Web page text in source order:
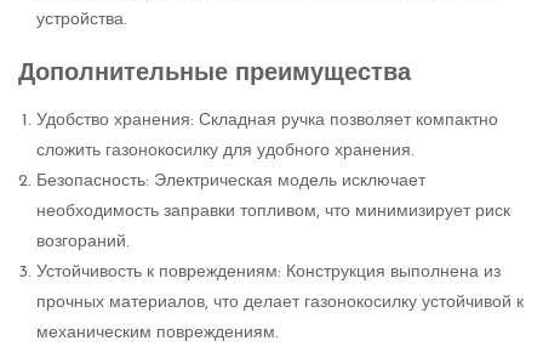
устройства.
Дополнительные преимущества
Удобство хранения: Складная ручка позволяет компактно
сложить газонокосилку для удобного хранения.
Безопасность: Электрическая модель исключает
необходимость заправки топливом, что минимизирует риск
возгораний.
Устойчивость к повреждениям: Конструкция выполнена из
прочных материалов, что делает газонокосилку устойчивой к
механическим повреждениям.